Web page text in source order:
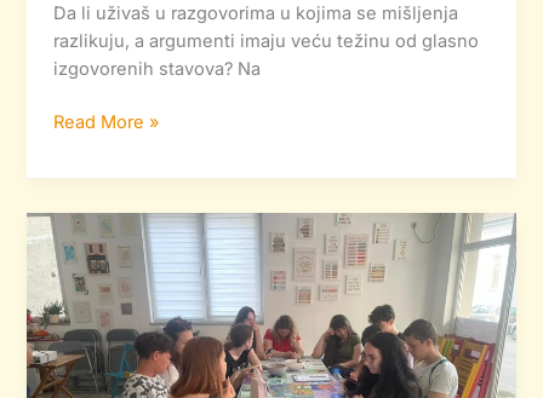
Da li uživaš u razgovorima u kojima se mišljenja
razlikuju, a argumenti imaju veću težinu od glasno
izgovorenih stavova? Na
Read More »
Kviz
naših
volonterki
zatvorio
sezonu
druženja